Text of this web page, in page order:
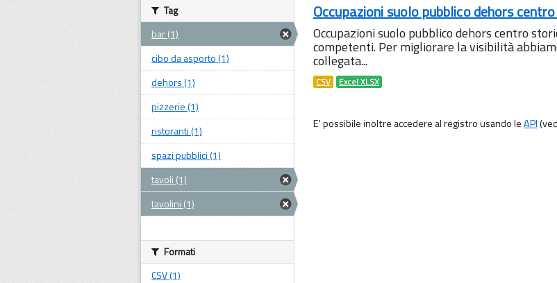
Occupazioni suolo pubblico dehors
Occupazioni suolo pubblico dehors centro
competenti. Per migliorare la visibilità
collegata...
CSV Excel XLSX
E' possibile inoltre accedere al registro usando leAPI
Tag
bar (1)
cibo da asporto (1)
dehors (1)
pizzerie (1)
ristoranti (1)
spazi pubblici (1)
tavoli (1)
tavolini (1)
Formati
CSV (1)